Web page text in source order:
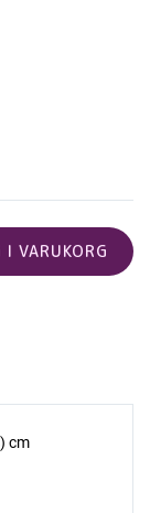
I VARUKORG
cm